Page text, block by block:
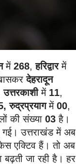
में 268,हरिद्वारमें
देहरादून
उत्तरकाशीमें11,
रुद्रप्रयागमें 00,
की संख्या 03 है।
उत्तराखंड में अब
एक्टिव हैं। तो अब
जा रही है। हर